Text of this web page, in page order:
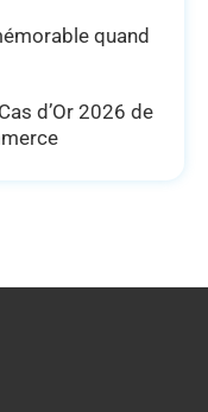
quand
d’Or 2026 de